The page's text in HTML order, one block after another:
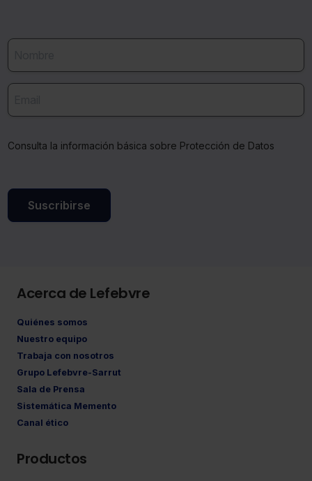
Consulta la información básica sobre Protección de Datos
Suscribirse
Acerca de Lefebvre
Quiénes somos
Nuestro equipo
Trabaja con nosotros
Grupo Lefebvre-Sarrut
Sala de Prensa
Sistemática Memento
Canal ético
Productos